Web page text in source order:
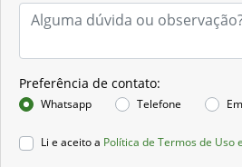
Preferência de contato:
Whatsapp Telefone
Li e aceito a Política de Termos de Uso